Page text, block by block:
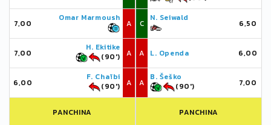
7,00
Omar Marmoush
A
7,00
H. Ekitike
(90')
A
6,00
F. Chaïbi
(90')
A
PANCHINA
C
N. Seiwald
6,50
A L. Openda 6,00
A
B. Šeško
(90')
7,00
PANCHINA